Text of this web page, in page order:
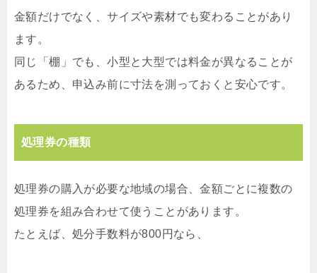
金額だけでなく、サイズや素材でも変わることがあり
ます。
同じ「棚」でも、小型と大型では料金が異なることが
あるため、申込み前に寸法を測っておくと安心です。
処理券の種類
処理券の購入が必要な地域の場合、金額ごとに複数の
処理券を組み合わせて使うことがあります。
たとえば、処分手数料が800円なら、